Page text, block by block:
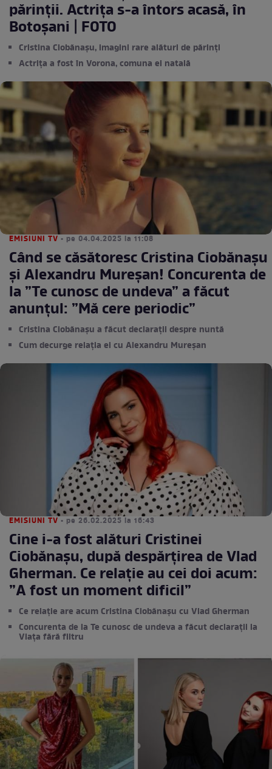
părinții. Actrița s-a întors acasă, în
Botoșani | FOTO
Cristina Ciobănașu, imagini rare alături de părinți
Actrița a fost în Vorona, comuna ei natală
EMISIUNI TV • pe 04.04.2025 la 11:08
Când se căsătoresc Cristina Ciobănașu
și Alexandru Mureșan! Concurenta de
la ”Te cunosc de undeva” a făcut
anunțul: ”Mă cere periodic”
Cristina Ciobănașu a făcut declarații despre nuntă
Cum decurge relația ei cu Alexandru Mureșan
EMISIUNI TV • pe 26.02.2025 la 16:43
Cine i-a fost alături Cristinei
Ciobănașu, după despărțirea de Vlad
Gherman. Ce relație au cei doi acum:
”A fost un moment dificil”
Ce relație are acum Cristina Ciobănașu cu Vlad Gherman
Concurenta de la Te cunosc de undeva a făcut declarații la
Viața fără filtru